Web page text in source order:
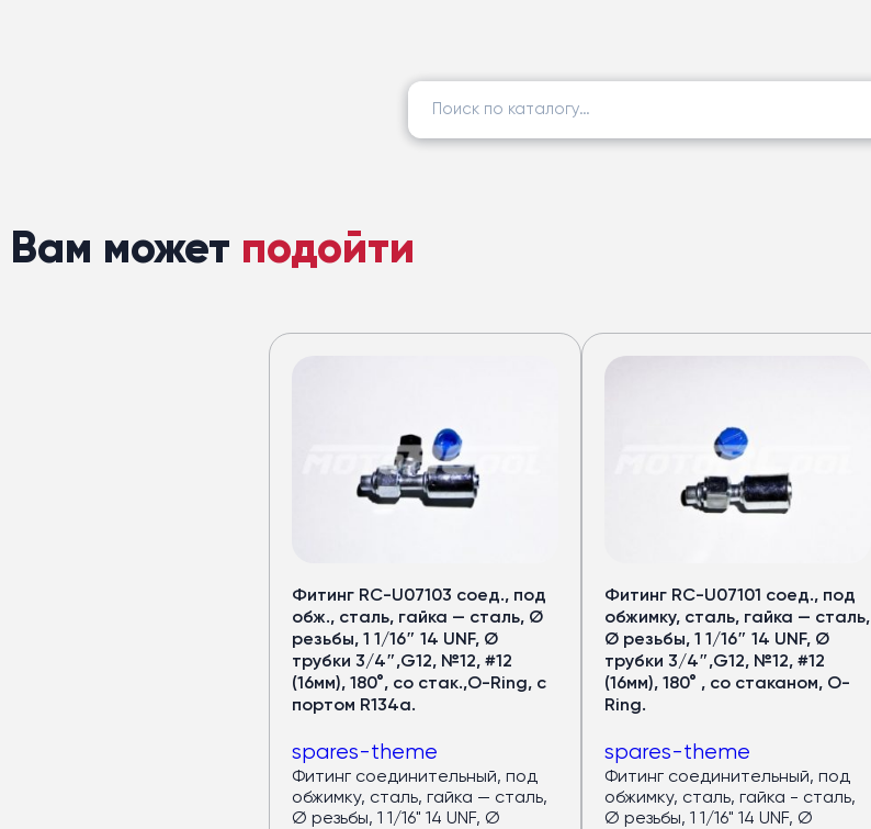
Найти:
Вам может подойти
Фитинг RC-U07103 соед., под
обж., сталь, гайка — сталь, Ø
резьбы, 1 1/16″ 14 UNF, Ø
трубки 3/4″,G12, №12, #12
(16мм), 180°, со стак.,O-Ring, с
портом R134a.
spares-theme
Фитинг соединительный, под
обжимку, сталь, гайка — сталь,
Ø резьбы, 1 1/16" 14 UNF, Ø
Фитинг RC-U07101 соед., под
обжимку, сталь, гайка — сталь,
Ø резьбы, 1 1/16″ 14 UNF, Ø
трубки 3/4″,G12, №12, #12
(16мм), 180° , со стаканом, O-
Ring.
spares-theme
Фитинг соединительный, под
обжимку, сталь, гайка - сталь,
Ø резьбы, 1 1/16" 14 UNF, Ø
Кондиционеры
Медный испаритель и полуторный запас мощности.
Срок службы — от 7 лет
Хладопроизводительность —32 кВт
Запас мощности конденсаторов —40 кВт
(компрессор работает в щадящем режиме)
Верхний корпус изстекловолокна
: лёгкий и устойчив к износу
Большой ряд моделей подразный пассажиропоток